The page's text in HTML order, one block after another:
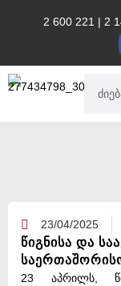
2 600 221 | 2
23/04/2025
წიგნისა და
23 აპრილს,